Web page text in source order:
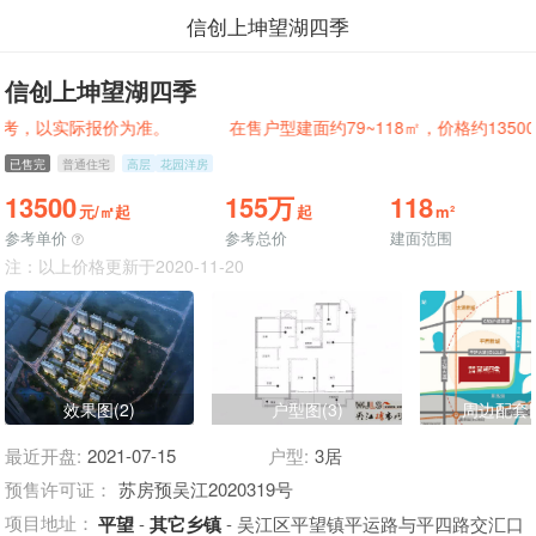
信创上坤望湖四季
信创上坤望湖四季
际报价为准。 在售户型建面约79~118㎡，价格约13500元/㎡
已售完 普通住宅 高层 花园洋房
13500元/㎡起
参考单价
155万起
参考总价
118m²
建面范围
注：以上价格更新于2020-11-20
效果图(2) 户型图(3) 周边配套
最近开盘: 2021-07-15 户型: 3居
预售许可证： 苏房预吴江2020319号
项目地址： 平望-其它乡镇- 吴江区平望镇平运路与平四路交汇口